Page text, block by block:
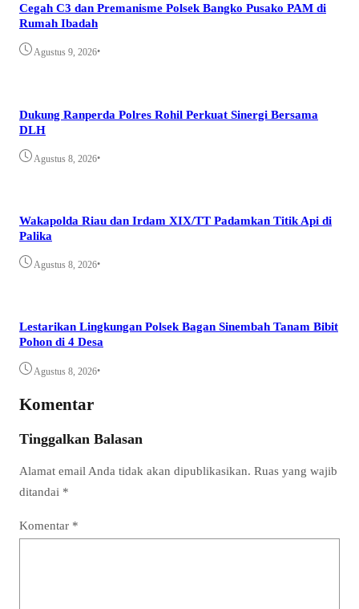
Cegah C3 dan Premanisme Polsek Bangko Pusako PAM di
Rumah Ibadah
Agustus 9, 2026•
Dukung Ranperda Polres Rohil Perkuat Sinergi Bersama
DLH
Agustus 8, 2026•
Wakapolda Riau dan Irdam XIX/TT Padamkan Titik Api di
Palika
Agustus 8, 2026•
Lestarikan Lingkungan Polsek Bagan Sinembah Tanam Bibit
Pohon di 4 Desa
Agustus 8, 2026•
Komentar
Tinggalkan Balasan
Alamat email Anda tidak akan dipublikasikan. Ruas yang wajib
ditandai *
Komentar *